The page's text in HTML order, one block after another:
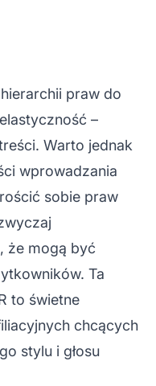
praw do
–
Warto jednak
wprowadzania
sobie praw
że mogą być
Ta
to świetne
chcących
stylu i głosu